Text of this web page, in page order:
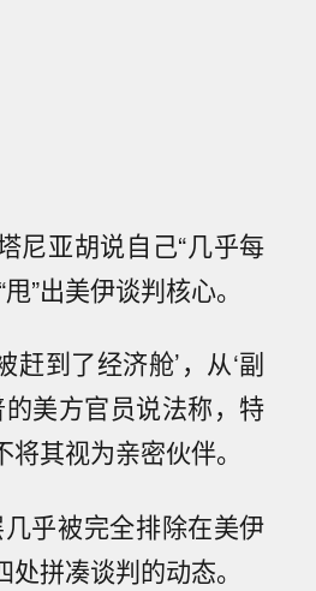
尼亚胡说自己“几乎每
”出美伊谈判核心。
到了经济舱’，从‘副
美方官员说法称，特
其视为亲密伙伴。
乎被完全排除在美伊
处拼凑谈判的动态。